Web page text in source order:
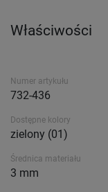
Właściwości
Numer artykułu
732-436
Dostępne kolory
zielony (01)
Średnica materiału
3 mm